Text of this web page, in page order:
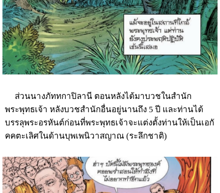
ส่วนนางภัททกาปิลานี ตอนหลังได้มาบวชในสำนัก
พระพุทธเจ้า หลังบวชสำนักอื่นอยู่นานถึง 5 ปี และท่านได้
บรรลุพระอรหันต์ก่อนที่พระพุทธเจ้าจะแต่งตั้งท่านให้เป็นเอกั
คคตะเลิศในด้านบุพเพนิวาสญาณ (ระลึกชาติ)